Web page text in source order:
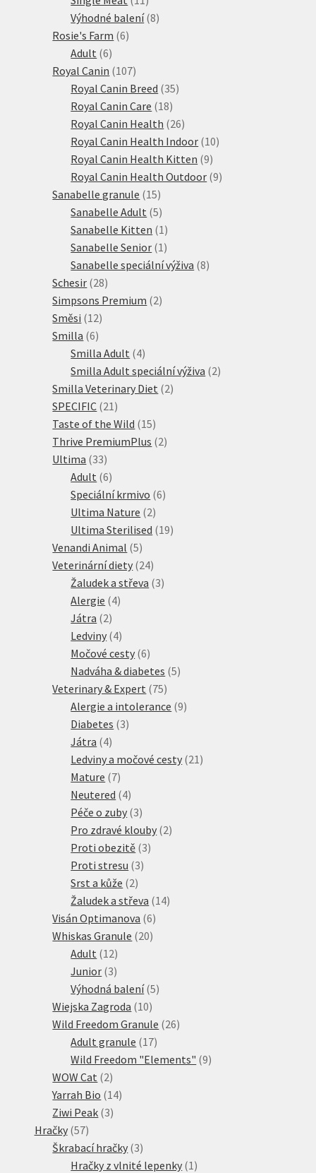
produktů
Výhodné balení 88
Rosie's Farm 66
Adult 66
produktů
Royal Canin 107107
produktů
Royal Canin Breed 3535
Royal Canin Care 1818
produktů
Royal Canin Health 2626
produktů
Royal Canin Health Indoor 1010
Royal Canin Health Kitten 99
produktů
Royal Canin Health Outdoor 99
Sanabelle granule 1515
produktů
Sanabelle Adult 55
produktů
Sanabelle Kitten 1 1
produkt
Sanabelle Senior 1 1
produkt
Sanabelle speciální výživa 88
Schesir 2828
produktů
Simpsons Premium 22
Směsi 1212
Smilla 66
produktů
Smilla Adult 44
produkty
Smilla Adult speciální výživa 22
Smilla Veterinary Diet 22
SPECIFIC 21 21
produktů
Taste of the Wild 1515
produktů
Thrive PremiumPlus 22
Ultima 3333
produktů
Adult 66
produktů
Speciální krmivo 66
Ultima Nature 22
produkty
Ultima Sterilised 1919
Venandi Animal 55
produktů
Veterinární diety 2424
produktů
Žaludek a střeva 33
Alergie 44
Játra 22
produkty
Ledviny 44
produkty
Močové cesty 66
produktů
Nadváha & diabetes 55
Veterinary & Expert 7575
produktů
Alergie a intolerance 99
Diabetes 33
Játra 44
produkty
Ledviny a močové cesty 21 21
Mature 77
produktů
Neutered 44
produkty
Péče o zuby 33
produkty
Pro zdravé klouby 22
Proti obezitě 33
Proti stresu 33
Srst a kůže 22
produkty
Žaludek a střeva 1414
Visán Optimanova 66
produktů
Whiskas Granule 2020
Adult 1212
produktů
Junior 33
produkty
Výhodná balení 55
Wiejska Zagroda 1010
produktů
Wild Freedom Granule 2626
Adult granule 1717
produktů
Wild Freedom "Elements" 99
WOW Cat 22
produkty
Yarrah Bio 1414
Ziwi Peak 33
Hračky 5757
produktů
Škrabací hračky 33
produkty
Hračky z vlnité lepenky 1 1